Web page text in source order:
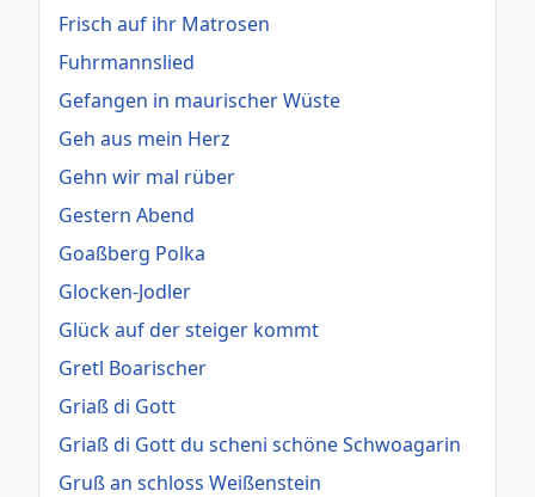
Frisch auf ihr Matrosen
Fuhrmannslied
Gefangen in maurischer Wüste
Geh aus mein Herz
Gehn wir mal rüber
Gestern Abend
Goaßberg Polka
Glocken-Jodler
Glück auf der steiger kommt
Gretl Boarischer
Griaß di Gott
Griaß di Gott du scheni schöne Schwoagarin
Gruß an schloss Weißenstein